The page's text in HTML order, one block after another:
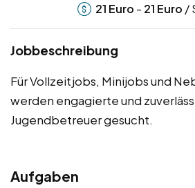
21 Euro - 21 Euro /
Jobbeschreibung
Für Vollzeitjobs, Minijobs und
werden engagierte und
Jugendbetreuer gesucht.
Aufgaben